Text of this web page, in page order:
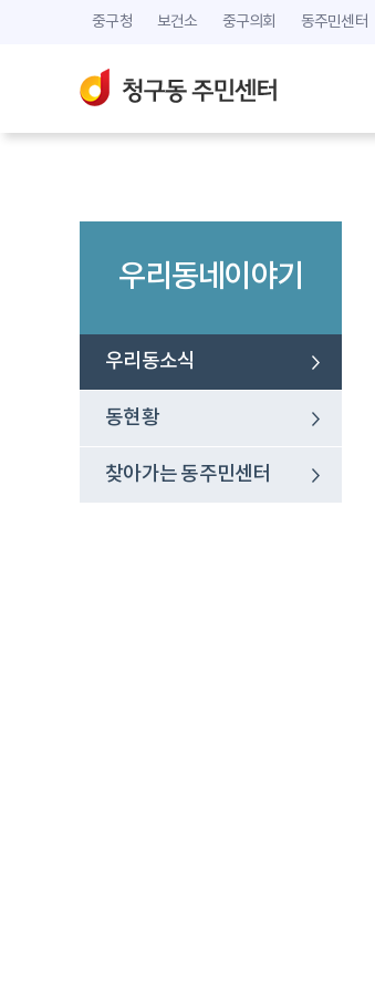
중구청 보건소 중구의회 동주민센터
우리동네이야기
우리동소식
동현황
찾아가는 동주민센터